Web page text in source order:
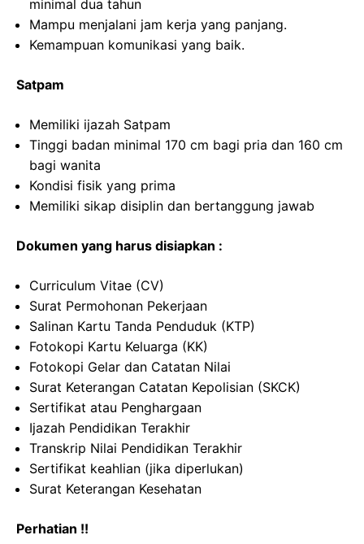
minimal dua tahun
Mampu menjalani jam kerja yang panjang.
Kemampuan komunikasi yang baik.
Satpam
Memiliki ijazah Satpam
Tinggi badan minimal 170 cm bagi pria dan 160 cm
bagi wanita
Kondisi fisik yang prima
Memiliki sikap disiplin dan bertanggung jawab
Dokumen yang harus disiapkan :
Curriculum Vitae (CV)
Surat Permohonan Pekerjaan
Salinan Kartu Tanda Penduduk (KTP)
Fotokopi Kartu Keluarga (KK)
Fotokopi Gelar dan Catatan Nilai
Surat Keterangan Catatan Kepolisian (SKCK)
Sertifikat atau Penghargaan
Ijazah Pendidikan Terakhir
Transkrip Nilai Pendidikan Terakhir
Sertifikat keahlian (jika diperlukan)
Surat Keterangan Kesehatan
Perhatian !!